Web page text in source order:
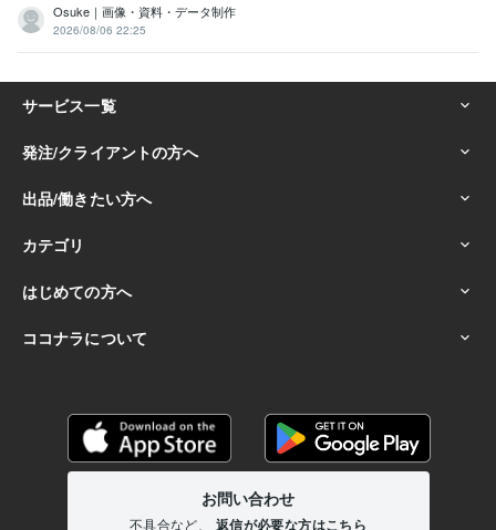
Osuke｜画像・資料・データ制作
2026/08/06 22:25